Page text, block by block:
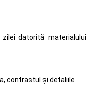
datorită materialului
contrastul și detaliile